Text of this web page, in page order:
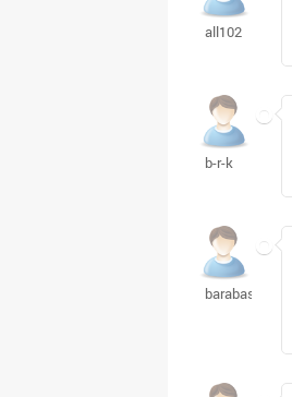
all102
b-r-k
barabas2